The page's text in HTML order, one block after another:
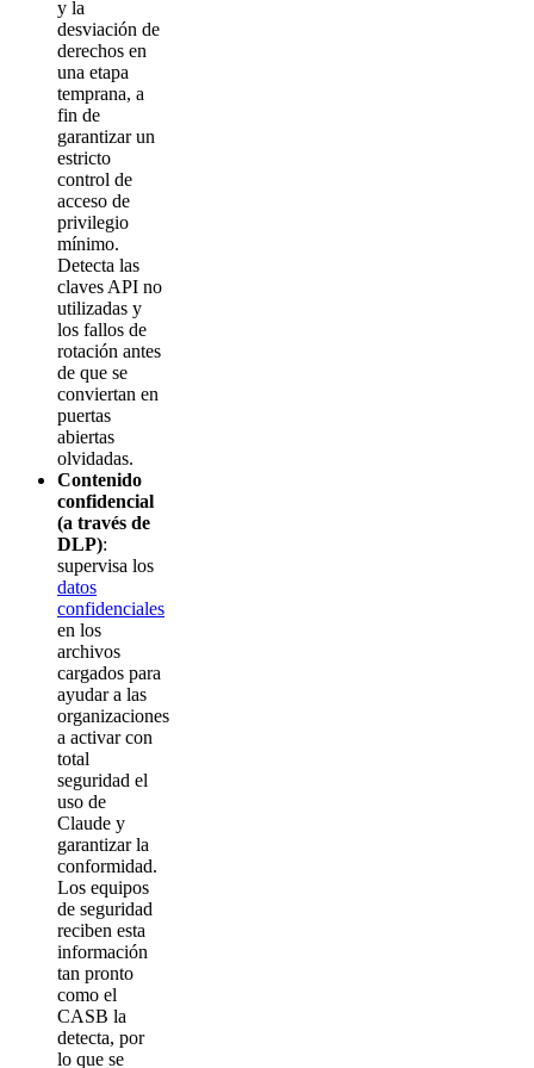
y la
desviación de
derechos en
una etapa
temprana, a
fin de
garantizar un
estricto
control de
acceso de
privilegio
mínimo.
Detecta las
claves API no
utilizadas y
los fallos de
rotación antes
de que se
conviertan en
puertas
abiertas
olvidadas.
Contenido
confidencial
(a través de
DLP):
supervisa los
datos
confidenciales
en los
archivos
cargados para
ayudar a las
organizaciones
a activar con
total
seguridad el
uso de
Claude y
garantizar la
conformidad.
Los equipos
de seguridad
reciben esta
información
tan pronto
como el
CASB la
detecta, por
lo que se